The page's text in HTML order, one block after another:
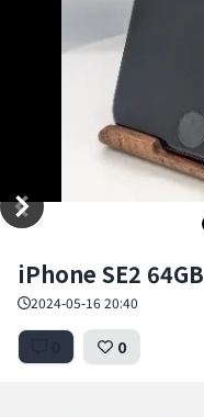
iPhone SE2 64GB
2024-05-16 20:40
0